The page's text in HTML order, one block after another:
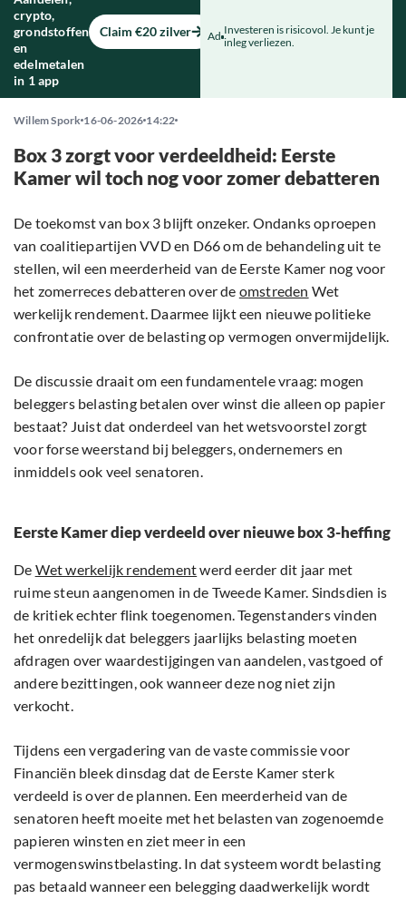
crypto,
grondstoffen
en
edelmetalen
in 1 app
Claim €20 zilver Ad Investeren is risicovol. Je kunt je
inleg verliezen.
Willem Spork 16-06-2026 14:22
Box 3 zorgt voor verdeeldheid: Eerste
Kamer wil toch nog voor zomer debatteren
De toekomst van box 3 blijft onzeker. Ondanks oproepen
van coalitiepartijen VVD en D66 om de behandeling uit te
stellen, wil een meerderheid van de Eerste Kamer nog voor
het zomerreces debatteren over de omstreden Wet
werkelijk rendement. Daarmee lijkt een nieuwe politieke
confrontatie over de belasting op vermogen onvermijdelijk.
De discussie draait om een fundamentele vraag: mogen
beleggers belasting betalen over winst die alleen op papier
bestaat? Juist dat onderdeel van het wetsvoorstel zorgt
voor forse weerstand bij beleggers, ondernemers en
inmiddels ook veel senatoren.
Eerste Kamer diep verdeeld over nieuwe box 3-heffing
De Wet werkelijk rendementwerd eerder dit jaar met
ruime steun aangenomen in de Tweede Kamer. Sindsdien is
de kritiek echter flink toegenomen. Tegenstanders vinden
het onredelijk dat beleggers jaarlijks belasting moeten
afdragen over waardestijgingen van aandelen, vastgoed of
andere bezittingen, ook wanneer deze nog niet zijn
verkocht.
Tijdens een vergadering van de vaste commissie voor
Financiën bleek dinsdag dat de Eerste Kamer sterk
verdeeld is over de plannen. Een meerderheid van de
senatoren heeft moeite met het belasten van zogenoemde
papieren winsten en ziet meer in een
vermogenswinstbelasting. In dat systeem wordt belasting
pas betaald wanneer een belegging daadwerkelijk wordt